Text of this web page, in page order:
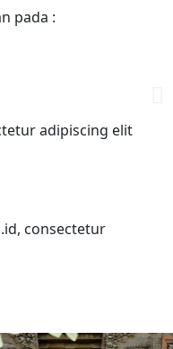
pada :
adipiscing elit
consectetur